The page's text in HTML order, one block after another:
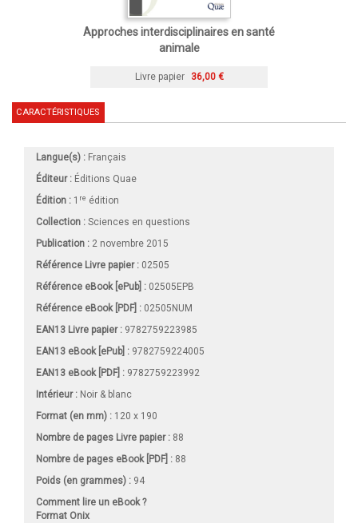
Approches interdisciplinaires en santé
animale
Livre papier 36,00 €
CARACTÉRISTIQUES
Langue(s) : Français
Éditeur : Éditions Quae
Édition : 1 re édition
Collection : Sciences en questions
Publication : 2 novembre 2015
Référence Livre papier : 02505
Référence eBook [ePub] : 02505EPB
Référence eBook [PDF] : 02505NUM
EAN13 Livre papier : 9782759223985
EAN13 eBook [ePub] : 9782759224005
EAN13 eBook [PDF] : 9782759223992
Intérieur : Noir & blanc
Format (en mm) : 120 x 190
Nombre de pages Livre papier: 88
Nombre de pages eBook [PDF] : 88
Poids (en grammes) : 94
Comment lire un eBook ?
Format Onix